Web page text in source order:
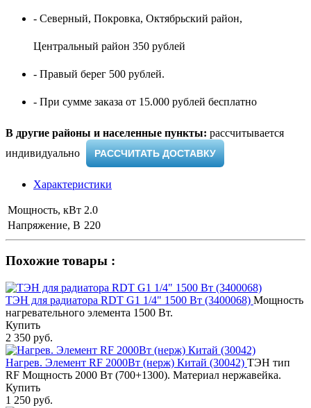
- Северный, Покровка, Октябрьский район,
Центральный район 350 рублей
- Правый берег 500 рублей.
- При сумме заказа от 15.000 рублей бесплатно
В другие районы и населенные пункты: рассчитывается
индивидуально ​
РАССЧИТАТЬ ДОСТАВКУ
Характеристики
Мощность, кВт 2.0
Напряжение, В 220
Похожие товары :
ТЭН для радиатора RDT G1 1/4" 1500 Вт (3400068) Мощность
нагревательного элемента 1500 Вт.
Купить
2 350 руб.
Нагрев. Элемент RF 2000Вт (нерж) Китай (30042) ТЭН тип
RF Мощность 2000 Вт (700+1300). Материал нержавейка.
Купить
1 250 руб.